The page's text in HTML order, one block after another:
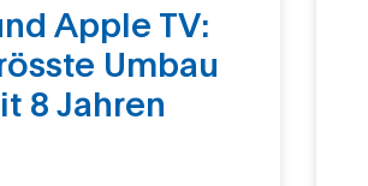
Apple TV:
Umbau
8 Jahren